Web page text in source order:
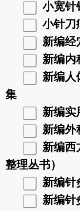
小宽针
小针刀
新编经
新编内
新编人
集
新编实
新编外
新编西
整理丛书）
新编针
新编针